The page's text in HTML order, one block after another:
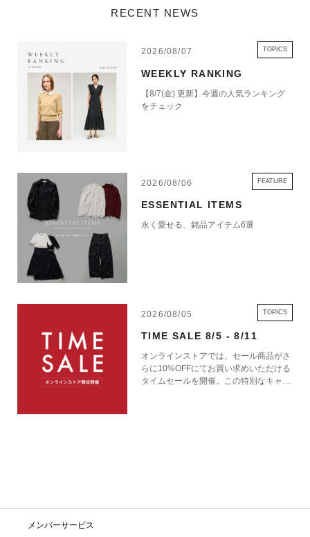
RECENT NEWS
2026/08/07 TOPICS
WEEKLY RANKING
【8/7(金) 更新】今週の人気ランキング
をチェック
2026/08/06 FEATURE
ESSENTIAL ITEMS
永く愛せる、銘品アイテム6選
2026/08/05 TOPICS
TIME SALE 8/5 - 8/11
オンラインストアでは、セール商品がさ
らに10%OFFにてお買い求めいただける
タイムセールを開催。この特別なキャン
メンバーサービス